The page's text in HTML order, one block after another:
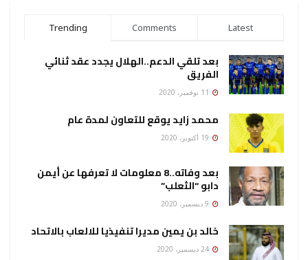
Trending Comments Latest
بعد تلقي الدعم..الهلال يجدد عقد ثنائي
الفريق
محمد زايد يوقع للتعاون لمدة عام
بعد وفاته..8 معلومات لا تعرفها عن أيمن
دابو “الثعلب”
خالد بن يمين مديرا تنفيذيا للالعاب بالاتحاد